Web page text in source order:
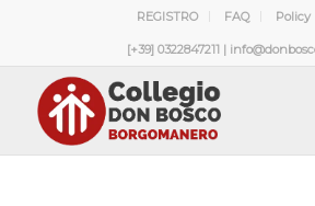
REGISTRO FAQ Policy
[+39] 0322847211 |